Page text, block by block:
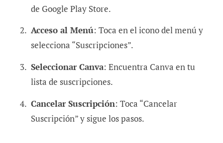
de Google Play Store.
Acceso al Menú: Toca en el icono del menú y
selecciona “Suscripciones”.
Seleccionar Canva: Encuentra Canva en tu
lista de suscripciones.
Cancelar Suscripción: Toca “Cancelar
Suscripción” y sigue los pasos.